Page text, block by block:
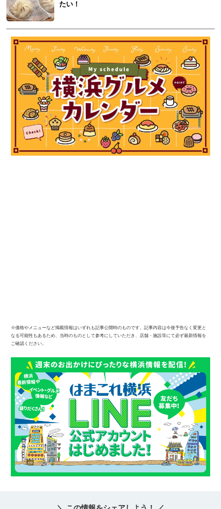
たい！
※価格やメニューなど掲載情報はいずれも記事公開時のものです。記事内容は今後予告なく変更と
なる可能性もあるため、当時のものとして参考にしていただき、店舗・施設等にて必ず最新情報を
ご確認ください。